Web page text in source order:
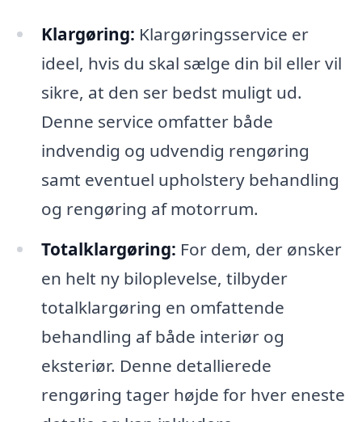
Klargøring: Klargøringsservice er
ideel, hvis du skal sælge din bil eller vil
sikre, at den ser bedst muligt ud.
Denne service omfatter både
indvendig og udvendig rengøring
samt eventuel upholstery behandling
og rengøring af motorrum.
Totalklargøring: For dem, der ønsker
en helt ny biloplevelse, tilbyder
totalklargøring en omfattende
behandling af både interiør og
eksteriør. Denne detallierede
rengøring tager højde for hver eneste